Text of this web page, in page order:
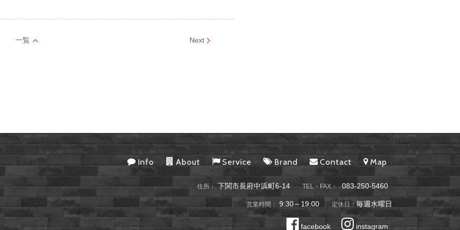
一覧 Next
Info About Service Brand Contact Map
住所：下関市長府中浜町6-14 TEL・FAX： 083-250-5460
営業時間： 9:30～19:00 定休日：毎週水曜日
facebook instagram